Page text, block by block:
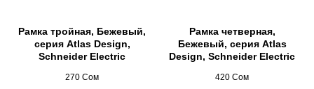
Рамка тройная, Бежевый,
серия Atlas Design,
Schneider Electric
270 Сом
Рамка четверная,
Бежевый, серия Atlas
Design, Schneider Electric
420 Сом